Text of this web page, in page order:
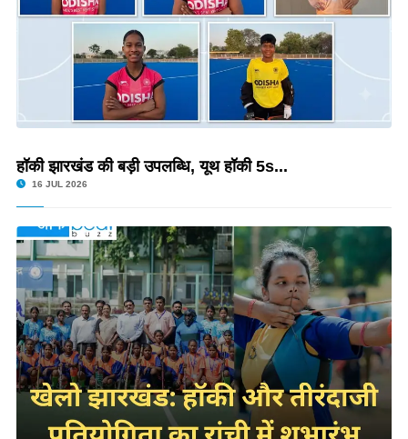
हॉकी झारखंड की बड़ी उपलब्धि, यूथ हॉकी 5s...
16 JUL 2026